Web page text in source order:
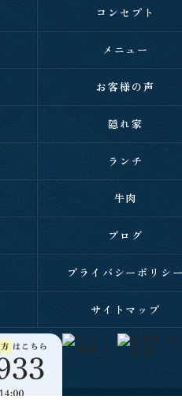
コンセプト
メニュー
お客様の声
隠れ家
ランチ
牛肉
ブログ
プライバシーポリシ
サイトマップ